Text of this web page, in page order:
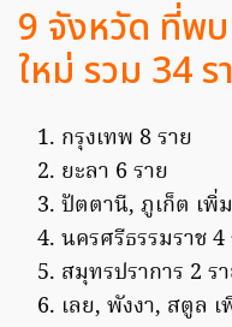
9 จังหวัด ที่พ
ใหม่ รวม 34 ร
กรุงเทพ 8 ราย
ยะลา 6 ราย
ปัตตานี, ภูเก็ต เพิ่
นครศรีธรรมราช 4
สมุทรปราการ 2 ร
เลย, พังงา, สตูล